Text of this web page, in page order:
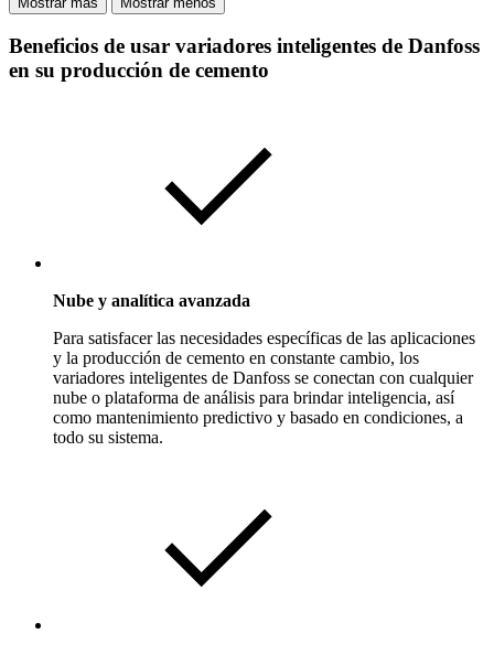
Beneficios de usar variadores inteligentes de Danfoss
en su producción de cemento
Nube y analítica avanzada
Para satisfacer las necesidades específicas de las aplicaciones
y la producción de cemento en constante cambio, los
variadores inteligentes de Danfoss se conectan con cualquier
nube o plataforma de análisis para brindar inteligencia, así
como mantenimiento predictivo y basado en condiciones, a
todo su sistema.